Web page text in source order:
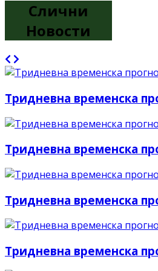
Слични
Новости
Тридневна временска
Тридневна временска
Тридневна временска
Тридневна временска